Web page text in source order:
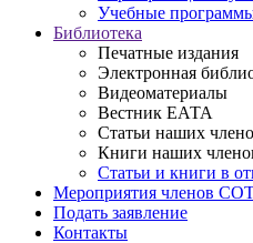
Учебные
Библиотека
Печатные издания
Электронная
Видеоматериалы
Вестник ЕАТА
Статьи наших
Книги наших
Статьи и книги в
Мероприятия членов
Подать заявление
Контакты